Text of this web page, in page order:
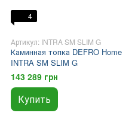
4
Артикул: INTRA SM SLIM G
Каминная топка DEFRO Home
INTRA SM SLIM G
143 289 грн
Купить